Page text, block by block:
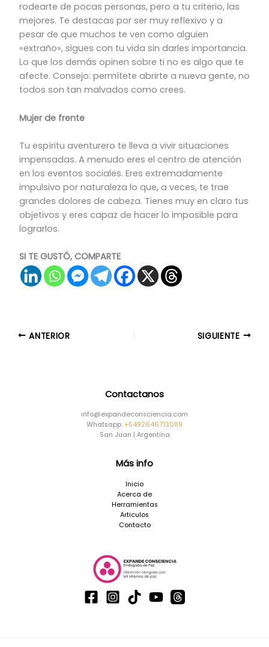
rodearte de pocas personas, pero a tu criterio, las
mejores. Te destacas por ser muy reflexivo y a
pesar de que muchos te ven como alguien
«extraño», sigues con tu vida sin darles importancia.
Lo que los demás opinen sobre ti no es algo que te
afecte. Consejo: permítete abrirte a nueva gente, no
todos son tan malvados como crees.
Mujer de frente
Tu espíritu aventurero te lleva a vivir situaciones
impensadas. A menudo eres el centro de atención
en los eventos sociales. Eres extremadamente
impulsivo por naturaleza lo que, a veces, te trae
grandes dolores de cabeza. Tienes muy en claro tus
objetivos y eres capaz de hacer lo imposible para
lograrlos.
SI TE GUSTÓ, COMPARTE
ANTERIOR SIGUIENTE
Contactanos
info@expandeconsciencia.com
Whatsapp: +5492646713089
San Juan | Argentina
Más info
Inicio
Acerca de
Herramientas
Articulos
Contacto